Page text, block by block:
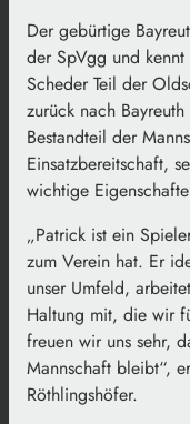
Der gebürtige
der SpVgg und
Scheder Teil der
zurück nach
Bestandteil der
Einsatzbereitschaft,
wichtige
„Patrick ist ein
zum Verein hat. Er
unser Umfeld,
Haltung mit, die wir
freuen wir uns sehr,
Mannschaft bleibt“,
Röthlingshöfer.